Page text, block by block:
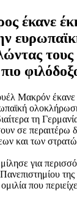
έκανε
Μακρόν έκανε
τη
σε περαιτέρω
και των
για
που